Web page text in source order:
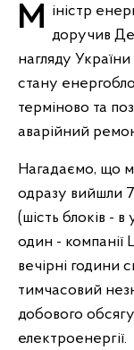
Міністр енергетики України Герман Галущенко доручив
нагляду
стану
терміново та
аварійний
Нагадаємо, що
одразу вийшли 7
(шість блоків -
один - компанії
вечірні години
тимчасовий
добового
електроенергії.